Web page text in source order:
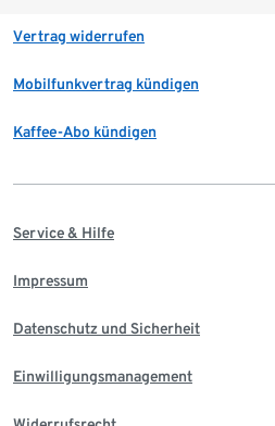
Vertrag widerrufen
Mobilfunkvertrag kündigen
Kaffee-Abo kündigen
Service & Hilfe
Impressum
Datenschutz und Sicherheit
Einwilligungsmanagement